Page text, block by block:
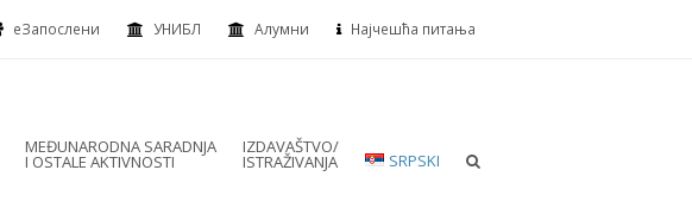
еЗапослени УНИБЛ Алумни Најчешћа питања
MEĐUNARODNA SARADNJA
I OSTALE AKTIVNOSTI
IZDAVAŠTVO/
ISTRAŽIVANJA SRPSKI